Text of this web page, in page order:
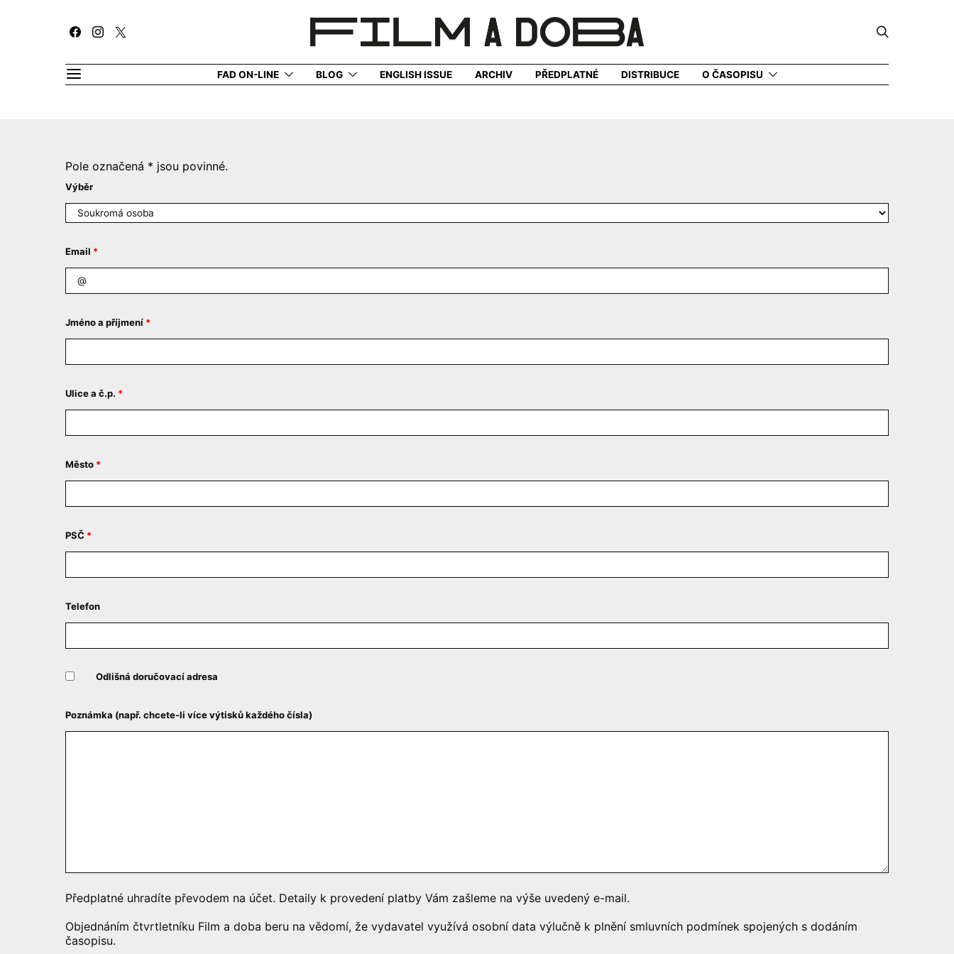
FAD ON-LINE BLOG ENGLISH ISSUE ARCHIV PŘEDPLATNÉ DISTRIBUCE O ČASOPISU
Pole označená * jsou povinné.
Výběr
Email *
Jméno a příjmení *
Ulice a č.p. *
Město *
PSČ *
Telefon
Odlišná doručovací adresa
Poznámka (např. chcete-li více výtisků každého čísla)
Předplatné uhradíte převodem na účet. Detaily k provedení platby Vám zašleme na výše uvedený e-mail.
Objednáním čtvrtletníku Film a doba beru na vědomí, že vydavatel využívá osobní data výlučně k plnění smluvních podmínek spojených s dodáním
časopisu.